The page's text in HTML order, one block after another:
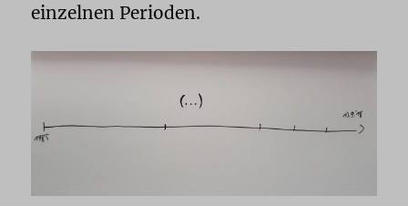
einzelnen Perioden.